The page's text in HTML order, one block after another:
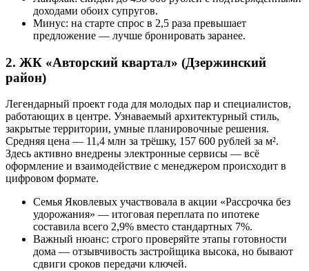
доходами обоих супругов.
Минус: на старте спрос в 2,5 раза превышает
предложение — лучше бронировать заранее.
2. ЖК «Авторский квартал» (Дзержинский
район)
Легендарный проект года для молодых пар и специалистов,
работающих в центре. Узнаваемый архитектурный стиль,
закрытые территории, умные планировочные решения.
Средняя цена — 11,4 млн за трёшку, 157 600 рублей за м².
Здесь активно внедрены электронные сервисы — всё
оформление и взаимодействие с менеджером происходит в
цифровом формате.
Семья Яковлевых участвовала в акции «Рассрочка без
удорожания» — итоговая переплата по ипотеке
составила всего 2,9% вместо стандартных 7%.
Важный нюанс: строго проверяйте этапы готовности
дома — отзывчивость застройщика высока, но бывают
сдвиги сроков передачи ключей.